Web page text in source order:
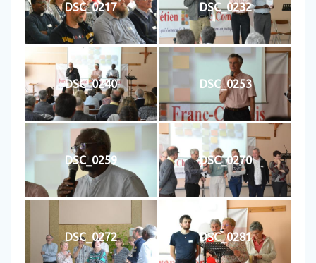
DSC_0217 DSC_0232
DSC_0240 DSC_0253
DSC_0259 DSC_0270
DSC_0272 DSC_0281